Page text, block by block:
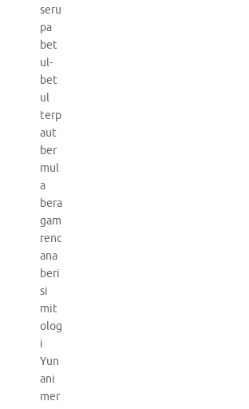
seru
pa
bet
ul-
bet
ul
terp
aut
ber
mul
a
bera
gam
renc
ana
beri
si
mit
olog
i
Yun
ani
mer